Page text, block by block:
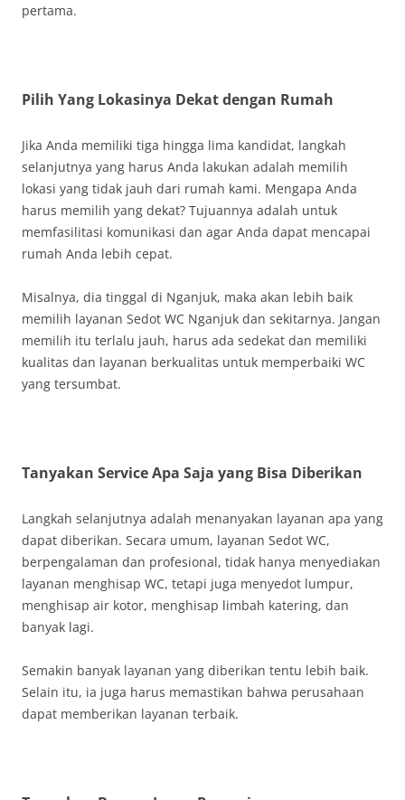
pertama.
Pilih Yang Lokasinya Dekat dengan Rumah
Jika Anda memiliki tiga hingga lima kandidat, langkah
selanjutnya yang harus Anda lakukan adalah memilih
lokasi yang tidak jauh dari rumah kami. Mengapa Anda
harus memilih yang dekat? Tujuannya adalah untuk
memfasilitasi komunikasi dan agar Anda dapat mencapai
rumah Anda lebih cepat.
Misalnya, dia tinggal di Nganjuk, maka akan lebih baik
memilih layanan Sedot WC Nganjuk dan sekitarnya. Jangan
memilih itu terlalu jauh, harus ada sedekat dan memiliki
kualitas dan layanan berkualitas untuk memperbaiki WC
yang tersumbat.
Tanyakan Service Apa Saja yang Bisa Diberikan
Langkah selanjutnya adalah menanyakan layanan apa yang
dapat diberikan. Secara umum, layanan Sedot WC,
berpengalaman dan profesional, tidak hanya menyediakan
layanan menghisap WC, tetapi juga menyedot lumpur,
menghisap air kotor, menghisap limbah katering, dan
banyak lagi.
Semakin banyak layanan yang diberikan tentu lebih baik.
Selain itu, ia juga harus memastikan bahwa perusahaan
dapat memberikan layanan terbaik.